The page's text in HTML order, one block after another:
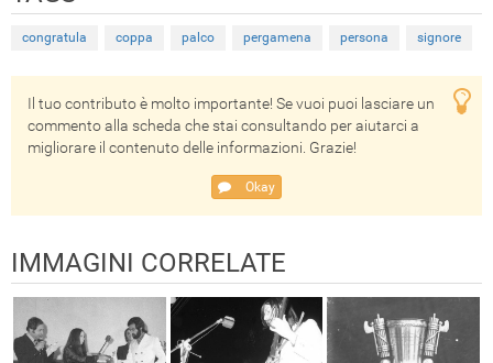
congratula coppa palco pergamena persona signore
Il tuo contributo è molto importante! Se vuoi puoi lasciare un
commento alla scheda che stai consultando per aiutarci a
migliorare il contenuto delle informazioni. Grazie!
Okay
IMMAGINI CORRELATE